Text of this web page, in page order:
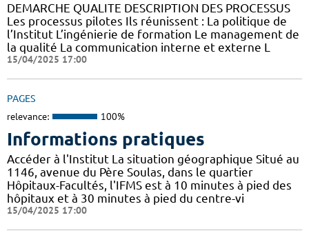
DEMARCHE QUALITE DESCRIPTION DES PROCESSUS
Les processus pilotes Ils réunissent : La politique de
l’Institut L’ingénierie de formation Le management de
la qualité La communication interne et externe L
15/04/2025 17:00
PAGES
relevance: 100%
Informations pratiques
Accéder à l'Institut La situation géographique Situé au
1146, avenue du Père Soulas, dans le quartier
Hôpitaux-Facultés, l'IFMS est à 10 minutes à pied des
hôpitaux et à 30 minutes à pied du centre-vi
15/04/2025 17:00